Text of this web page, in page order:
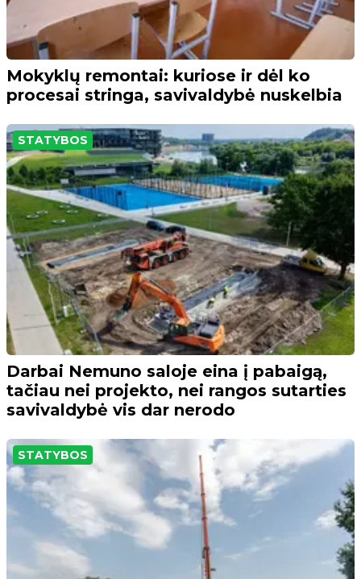
Mokyklų remontai: kuriose ir dėl ko
procesai stringa, savivaldybė nuskelbia
STATYBOS
Darbai Nemuno saloje eina į pabaigą,
tačiau nei projekto, nei rangos sutarties
savivaldybė vis dar nerodo
STATYBOS